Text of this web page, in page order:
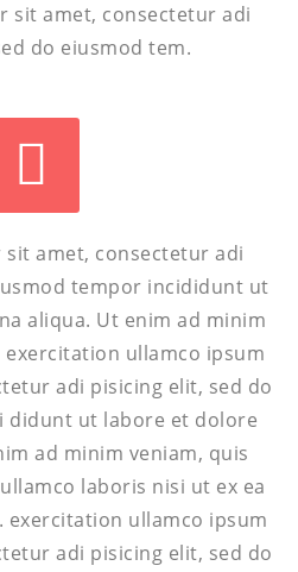
sit amet, consectetur adi
do eiusmod tem.


amet, consectetur adi
tempor incididunt ut
aliqua. Ut enim ad minim
ullamco ipsum
adi pisicing elit, sed do
didunt ut labore et dolore
ad minim veniam, quis
laboris nisi ut ex ea
exercitation ullamco ipsum
adi pisicing elit, sed do